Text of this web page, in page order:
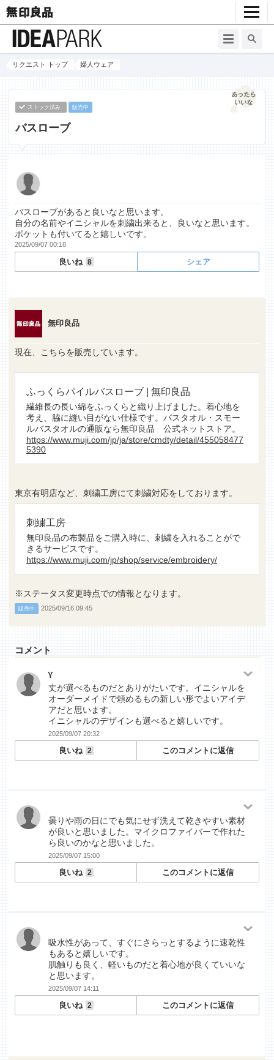
リクエスト トップ 婦人ウェア
ストック済み 販売中
バスローブ
バスローブがあると良いなと思います。
自分の名前やイニシャルを刺繍出来ると、良いなと思います。
ポケットも付いてると嬉しいです。
2025/09/07 00:18
良いね 8 シェア
無印良品
現在、こちらを販売しています。
ふっくらパイルバスローブ | 無印良品
繊維長の長い綿をふっくらと織り上げました。着心地を
考え、脇に縫い目がない仕様です。バスタオル・スモー
ルバスタオルの通販なら無印良品 公式ネットストア。
https://www.muji.com/jp/ja/store/cmdty/detail/455058477
5390
東京有明店など、刺繍工房にて刺繍対応をしております。
刺繍工房
無印良品の布製品をご購入時に、刺繍を入れることがで
きるサービスです。
https://www.muji.com/jp/shop/service/embroidery/
※ステータス変更時点での情報となります。
販売中 2025/09/16 09:45
コメント
Y
丈が選べるものだとありがたいです。イニシャルを
オーダーメイドで頼めるもの新しい形でよいアイデ
アだと思います。
イニシャルのデザインも選べると嬉しいです。
2025/09/07 20:32
良いね 2 このコメントに返信
曇りや雨の日にでも気にせず洗えて乾きやすい素材
が良いと思いました。マイクロファイバーで作れた
ら良いのかなと思いました。
2025/09/07 15:00
良いね 2 このコメントに返信
吸水性があって、すぐにさらっとするように速乾性
もあると嬉しいです。
肌触りも良く、軽いものだと着心地が良くていいな
と思います。
2025/09/07 14:11
良いね 2 このコメントに返信